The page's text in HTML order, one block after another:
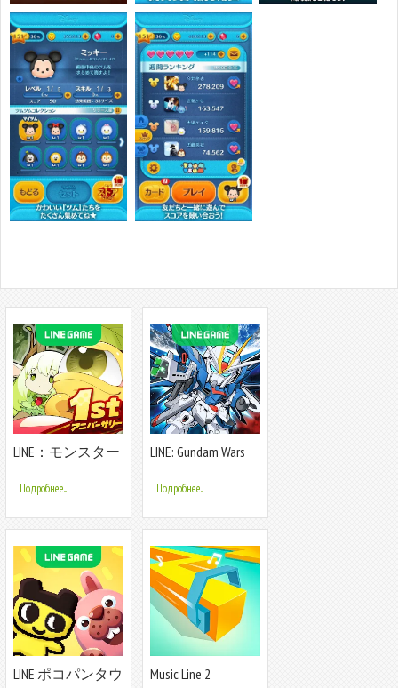
LINE：モンスター
Подробнее...
LINE: Gundam Wars
Подробнее...
LINE ポコパンタウ
Music Line 2